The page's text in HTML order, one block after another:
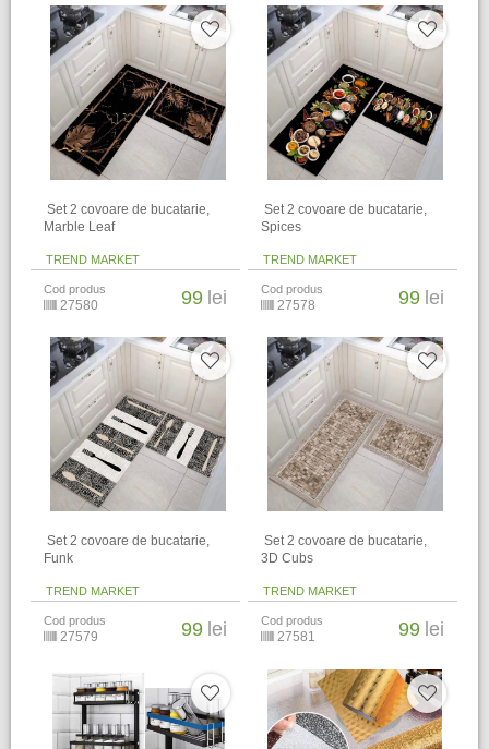
​ Set 2 covoare de bucatarie,
Marble Leaf
TREND MARKET
Cod produs
27580 99 lei
​ Set 2 covoare de bucatarie,
Spices
TREND MARKET
Cod produs
27578 99 lei
​ Set 2 covoare de bucatarie,
Funk
TREND MARKET
Cod produs
27579 99 lei
​ Set 2 covoare de bucatarie,
3D Cubs
TREND MARKET
Cod produs
27581 99 lei